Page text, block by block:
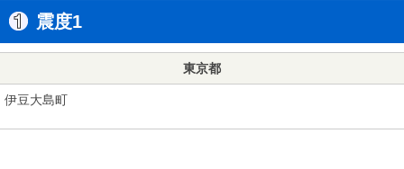
震度1
東京都
伊豆大島町